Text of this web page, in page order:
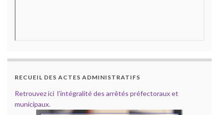
RECUEIL DES ACTES ADMINISTRATIFS
Retrouvez ici l’intégralité des arrêtés préfectoraux et
municipaux.